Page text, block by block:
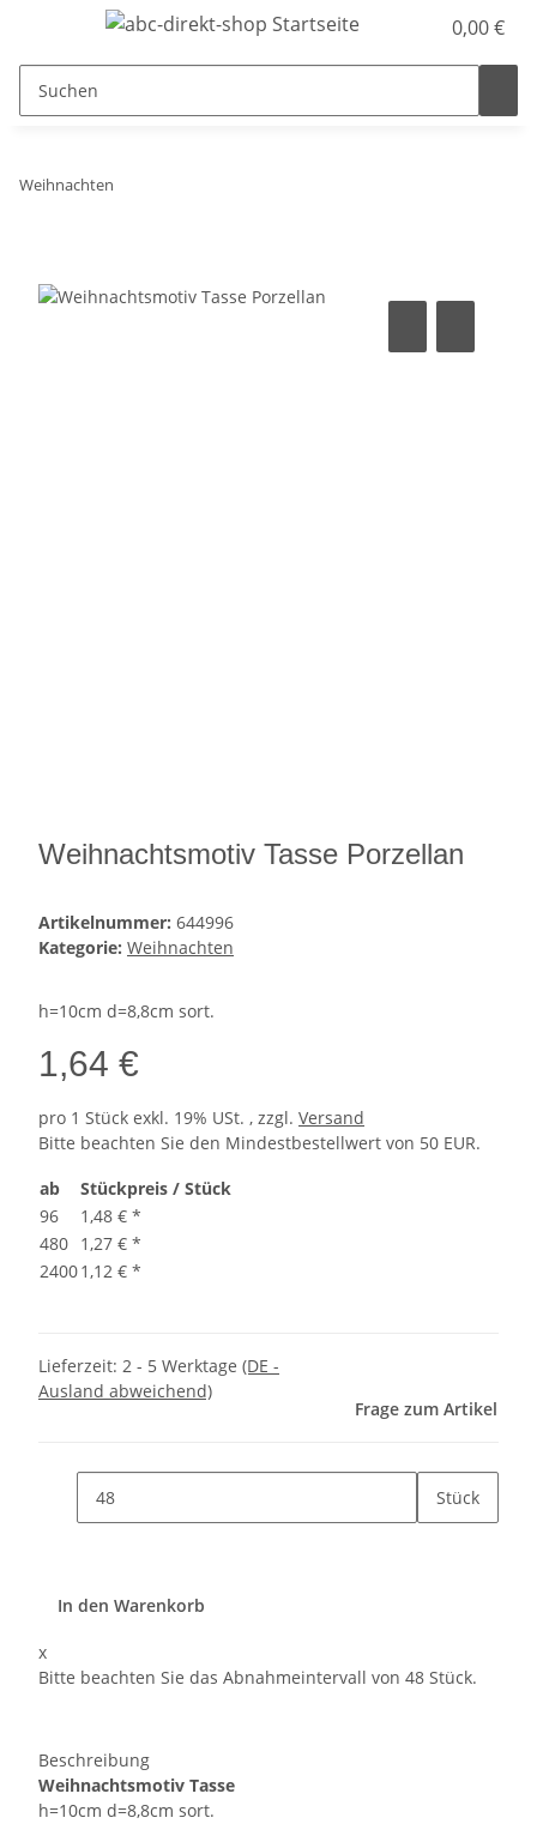
0,00 €
Weihnachten
Weihnachtsmotiv Tasse Porzellan
Artikelnummer: 644996
Kategorie: Weihnachten
h=10cm d=8,8cm sort.
1,64 €
pro 1 Stück exkl. 19% USt. , zzgl. Versand
Bitte beachten Sie den Mindestbestellwert von 50 EUR.
ab
Stückpreis / Stück
96
1,48 € *
480 1,27 € *
24001,12 € *
Lieferzeit: 2 - 5 Werktage (DE -
Ausland abweichend)
Frage zum Artikel
Stück
In den Warenkorb
x
Bitte beachten Sie das Abnahmeintervall von 48 Stück.
Beschreibung
Weihnachtsmotiv Tasse
h=10cm d=8,8cm sort.